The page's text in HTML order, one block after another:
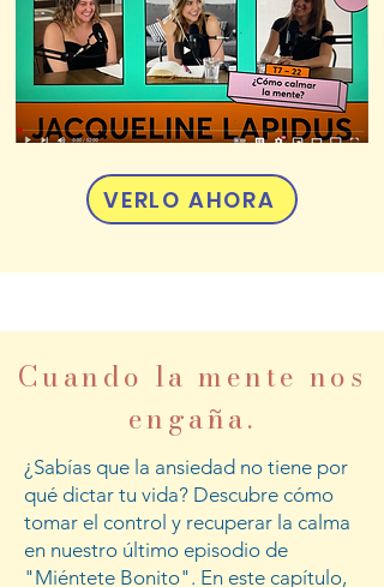
VERLO AHORA
Cuando la mente nos
engaña.
¿Sabías que la ansiedad no tiene por
qué dictar tu vida? Descubre cómo
tomar el control y recuperar la calma
en nuestro último episodio de
"Miéntete Bonito". En este capítulo,